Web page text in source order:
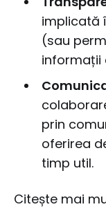
implicată
(sau
informații
prin
oferirea
timp util.
Citește mai